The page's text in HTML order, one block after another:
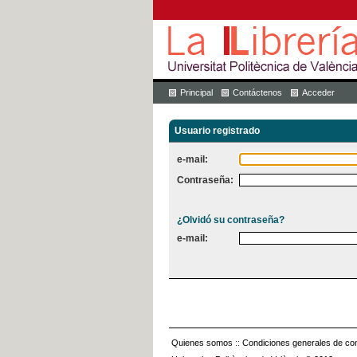
Principal Contáctenos Acceder
Usuario registrado
e-mail:
Contraseña:
¿Olvidó su contraseña?
e-mail:
Quienes somos :: Condiciones generales de